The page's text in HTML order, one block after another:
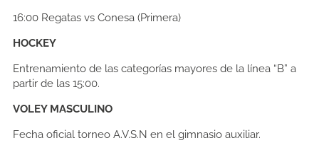
16:00 Regatas vs Conesa (Primera)
HOCKEY
Entrenamiento de las categorías mayores de la línea “B” a
partir de las 15:00.
VOLEY MASCULINO
Fecha oficial torneo A.V.S.N en el gimnasio auxiliar.